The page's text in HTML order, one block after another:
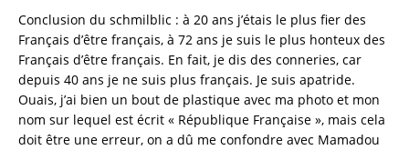
Conclusion du schmilblic : à 20 ans j’étais le plus fier des
Français d’être français, à 72 ans je suis le plus honteux des
Français d’être français. En fait, je dis des conneries, car
depuis 40 ans je ne suis plus français. Je suis apatride.
Ouais, j’ai bien un bout de plastique avec ma photo et mon
nom sur lequel est écrit « République Française », mais cela
doit être une erreur, on a dû me confondre avec Mamadou